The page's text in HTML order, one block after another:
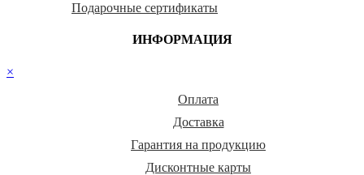
Подарочные сертификаты
ИНФОРМАЦИЯ
×
Оплата
Доставка
Гарантия на продукцию
Дисконтные карты